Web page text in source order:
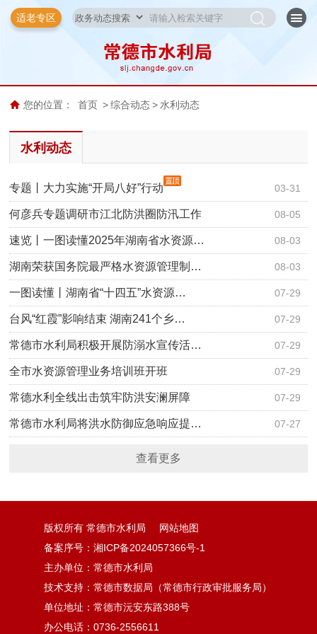
适老专区
您的位置： 首页 > 综合动态 > 水利动态
水利动态
03-31
专题丨大力实施“开局八好”行动
08-05
何彦兵专题调研市江北防洪圈防汛工作
08-03
速览丨一图读懂2025年湖南省水资源…
08-03
湖南荣获国务院最严格水资源管理制…
07-29
一图读懂丨湖南省“十四五”水资源…
07-29
台风“红霞”影响结束 湖南241个乡…
07-29
常德市水利局积极开展防溺水宣传活…
07-29
全市水资源管理业务培训班开班
07-29
常德水利全线出击筑牢防洪安澜屏障
07-27
常德市水利局将洪水防御应急响应提…
查看更多
版权所有 常德市水利局
网站地图
备案序号：湘ICP备2024057366号-1
主办单位：常德市水利局
技术支持：常德市数据局（常德市行政审批服务局）
单位地址：常德市沅安东路388号
办公电话：0736-2556611